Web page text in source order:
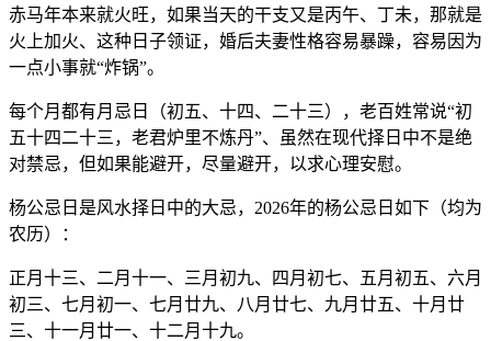
赤马年本来就火旺，如果当天的干支又是丙午、丁未，那就是
火上加火、这种日子领证，婚后夫妻性格容易暴躁，容易因为
一点小事就“炸锅”。
每个月都有月忌日（初五、十四、二十三），老百姓常说“初
五十四二十三，老君炉里不炼丹”、虽然在现代择日中不是绝
对禁忌，但如果能避开，尽量避开，以求心理安慰。
杨公忌日是风水择日中的大忌，2026年的杨公忌日如下（均为
农历）：
正月十三、二月十一、三月初九、四月初七、五月初五、六月
初三、七月初一、七月廿九、八月廿七、九月廿五、十月廿
三、十一月廿一、十二月十九。